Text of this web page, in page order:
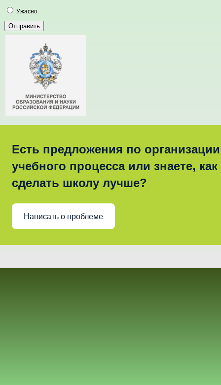
Ужасно
Есть предложения по организации
учебного процесса или знаете, как
сделать школу лучше?
Написать о проблеме